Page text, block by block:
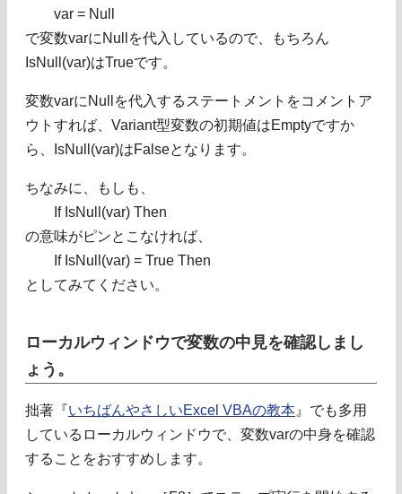
var = Null
で変数varにNullを代入しているので、もちろん
IsNull(var)はTrueです。
変数varにNullを代入するステートメントをコメントア
ウトすれば、Variant型変数の初期値はEmptyですか
ら、IsNull(var)はFalseとなります。
ちなみに、もしも、
If IsNull(var) Then
の意味がピンとこなければ、
If IsNull(var) = True Then
としてみてください。
ローカルウィンドウで変数の中見を確認しまし
ょう。
拙著『いちばんやさしいExcel VBAの教本 』でも多用
しているローカルウィンドウで、変数varの中身を確認
することをおすすめします。